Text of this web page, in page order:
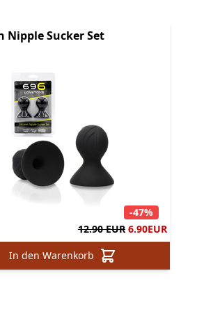
Nipple Sucker Set
12.90 EUR 6.90EUR
-47%
In den Warenkorb